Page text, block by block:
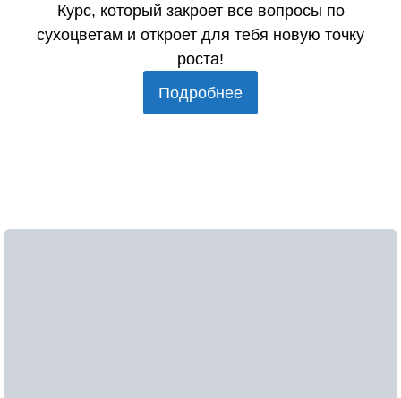
Курс, который закроет все вопросы по
сухоцветам и откроет для тебя новую точку
роста!
Подробнее